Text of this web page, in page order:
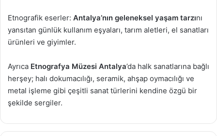
Etnografik eserler: Antalya’nın geleneksel yaşam tarzını
yansıtan günlük kullanım eşyaları, tarım aletleri, el sanatları
ürünleri ve giyimler.
Ayrıca Etnografya Müzesi Antalya’da halk sanatlarına bağlı
herşey; halı dokumacılığı, seramik, ahşap oymacılığı ve
metal işleme gibi çeşitli sanat türlerini kendine özgü bir
şekilde sergiler.